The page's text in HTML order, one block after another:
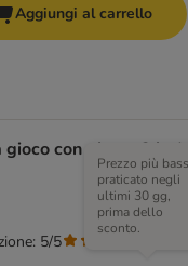
Aggiungi al carrello
gioco con piume 3 in 1
Prezzo più
praticato negli
ultimi 30 gg,
prima dello
sconto.
5/5